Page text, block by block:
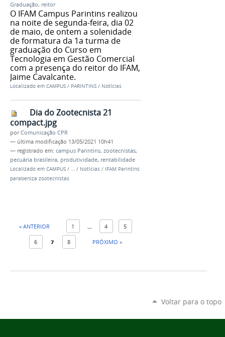
Graduação, reitor
O IFAM Campus Parintins realizou
na noite de segunda-feira, dia 02
de maio, de ontem a solenidade
de formatura da 1a turma de
graduação do Curso em
Tecnologia em Gestão Comercial
com a presença do reitor do IFAM,
Jaime Cavalcante.
Localizado em CAMPUS / PARINTINS / Notícias
Dia do Zootecnista 21
compact.jpg
porComunicação CPR
— última modificação 13/05/2021 10h41
— registrado em: campus Parintins, zootecnistas,
pecuária brasileira, produtividade, rentabilidade
Localizado em CAMPUS / … / Notícias / IFAM Parintins
parabeniza zootecnistas
« ANTERIOR 1 ... 4 5
6 7 8 PRÓXIMO »
Voltar para o topo